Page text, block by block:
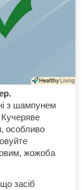
з шампунем
особливо
жожоба
засіб